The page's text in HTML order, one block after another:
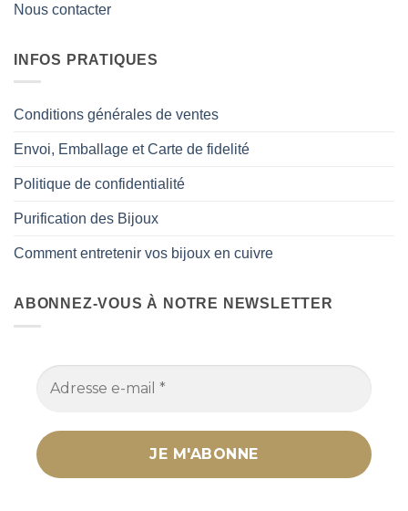
Nous contacter
INFOS PRATIQUES
Conditions générales de ventes
Envoi, Emballage et Carte de fidelité
Politique de confidentialité
Purification des Bijoux
Comment entretenir vos bijoux en cuivre
ABONNEZ-VOUS À NOTRE NEWSLETTER